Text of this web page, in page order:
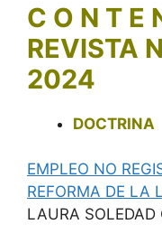
C O N T E
REVISTA
2024
DOCTRINA
EMPLEO NO
REFORMA DE LA
LAURA SOLEDAD